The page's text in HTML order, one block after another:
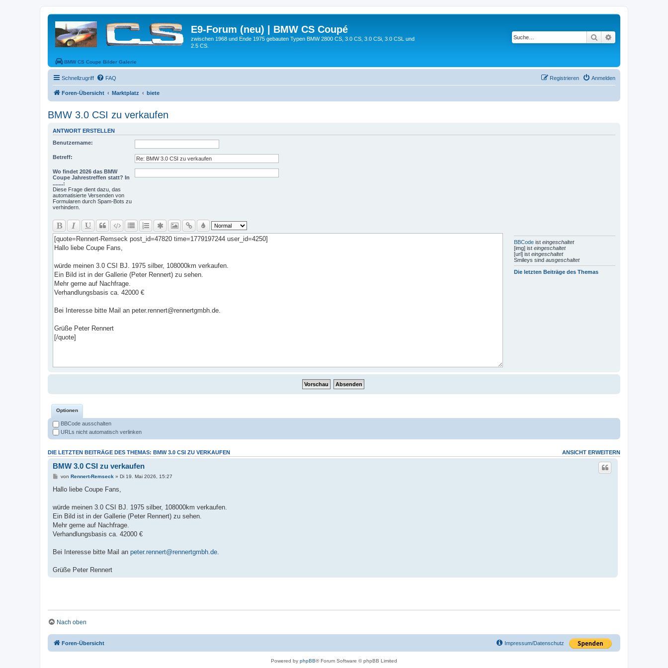
E9-Forum (neu) | BMW CS Coupé
zwischen 1968 und Ende 1975 gebauten Typen BMW 2800 CS, 3.0 CS, 3.0 CSi, 3.0 CSL und
2.5 CS.
BMW CS Coupe Bilder Galerie
Suche
Schnellzugriff FAQ Anmelden
Registrieren
Foren-Übersicht Marktplatz biete
BMW 3.0 CSI zu verkaufen
ANTWORT ERSTELLEN
Benutzername:
Betreff:
Wo findet 2026 das BMW
Coupe Jahrestreffen statt? In
.......:
Diese Frage dient dazu, das
automatisierte Versenden von
Formularen durch Spam-Bots zu
verhindern.
BBCode isteingeschaltet
[img] isteingeschaltet
[url] isteingeschaltet
Smileys sindausgeschaltet
Die letzten Beiträge des Themas
Optionen
BBCode ausschalten
URLs nicht automatisch verlinken
ANSICHT ERWEITERN
DIE LETZTEN BEITRÄGE DES THEMAS: BMW 3.0 CSI ZU VERKAUFEN
BMW 3.0 CSI zu verkaufen
von Rennert-Remseck» Di 19. Mai 2026, 15:27
Hallo liebe Coupe Fans,
würde meinen 3.0 CSI BJ. 1975 silber, 108000km verkaufen.
Ein Bild ist in der Gallerie (Peter Rennert) zu sehen.
Mehr gerne auf Nachfrage.
Verhandlungsbasis ca. 42000 €
Bei Interesse bitte Mail an peter.rennert@rennertgmbh.de.
Grüße Peter Rennert
Nach oben
Foren-Übersicht Impressum/Datenschutz
Powered by phpBB® Forum Software © phpBB Limited